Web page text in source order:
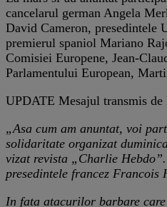
cancelarul german Angela
David Cameron, presedintele
premierul spaniol Mariano
Comisiei Europene, Jean-
Parlamentului European,
UPDATE Mesajul transmis de
„Asa cum am anuntat, voi
solidaritate organizat
vizat revista „Charlie
presedintele francez Francois
In fata atacurilor barbare